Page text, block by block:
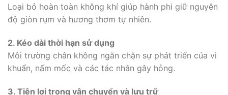
Loại bỏ hoàn toàn không khí giúp hành phi giữ nguyên
độ giòn rụm và hương thơm tự nhiên.
2. Kéo dài thời hạn sử dụng
Môi trường chân không ngăn chặn sự phát triển của vi
khuẩn, nấm mốc và các tác nhân gây hỏng.
3. Tiện lợi trong vận chuyển và lưu trữ